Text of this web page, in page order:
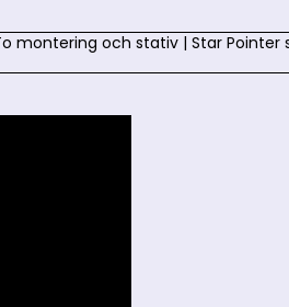
montering och stativ | Star Pointer